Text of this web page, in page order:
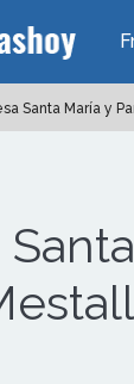
Santa María y